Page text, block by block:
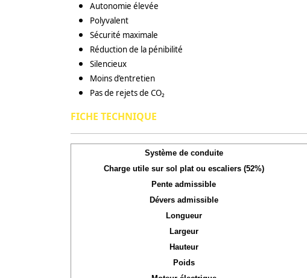
Autonomie élevée
Polyvalent
Sécurité maximale
Réduction de la pénibilité
Silencieux
Moins d’entretien
Pas de rejets de CO₂
FICHE TECHNIQUE
Système de conduite
Charge utile sur sol plat ou escaliers (52%)
Pente admissible
Dévers admissible
Longueur
Largeur
Hauteur
Poids